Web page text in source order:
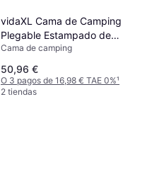
vidaXL Cama de Camping
Plegable Estampado de
Hojas
Cama de camping
50,96 €
O 3 pagos de 16,98 € TAE 0%¹
2 tiendas